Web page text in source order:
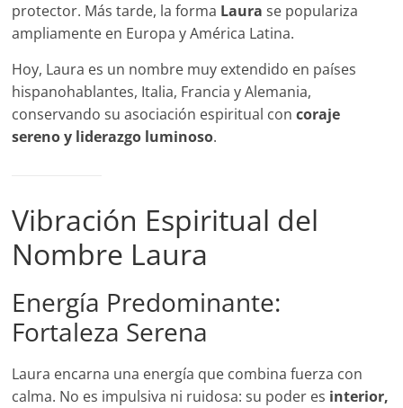
protector. Más tarde, la forma Laura se populariza
ampliamente en Europa y América Latina.
Hoy, Laura es un nombre muy extendido en países
hispanohablantes, Italia, Francia y Alemania,
conservando su asociación espiritual concoraje
sereno y liderazgo luminoso.
Vibración Espiritual del
Nombre Laura
Energía Predominante:
Fortaleza Serena
Laura encarna una energía que combina fuerza con
calma. No es impulsiva ni ruidosa: su poder es interior,